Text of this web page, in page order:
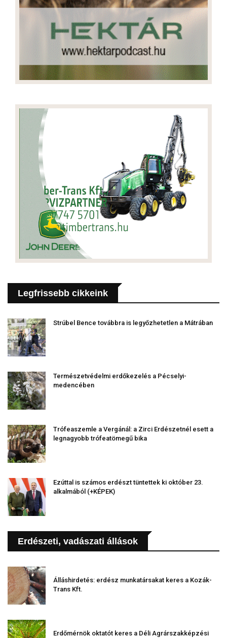
Legfrissebb cikkeink
Strúbel Bence továbbra is legyőzhetetlen a Mátrában
Természetvédelmi erdőkezelés a Pécselyi-
medencében
Trófeaszemle a Vergánál: a Zirci Erdészetnél esett a
legnagyobb trófeatömegű bika
Ezúttal is számos erdészt tüntettek ki október 23.
alkalmából (+KÉPEK)
Erdészeti, vadászati állások
Álláshirdetés: erdész munkatársakat keres a Kozák-
Trans Kft.
Erdőmérnök oktatót keres a Déli Agrárszakképzési